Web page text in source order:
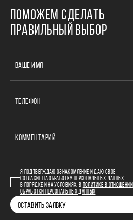
ПОМОЖЕМ СДЕЛАТЬ
ПРАВИЛЬНЫЙ ВЫБОР
ВАШЕ ИМЯ
ТЕЛЕФОН
КОММЕНТАРИЙ
Я ПОДТВЕРЖДАЮ ОЗНАКОМЛЕНИЕ И ДАЮ СВОЕ
СОГЛАСИЕ НА ОБРАБОТКУ ПЕРСОНАЛЬНЫХ ДАННЫХ
В ПОРЯДКЕ И НА УСЛОВИЯХ, В
ПОЛИТИКЕ В ОТНОШЕНИИ
ОБРАБОТКИ ПЕРСОНАЛЬНЫХ ДАННЫХ
ОСТАВИТЬ ЗАЯВКУ